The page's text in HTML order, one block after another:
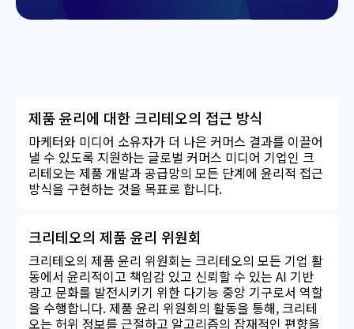
제품 윤리에 대한 크리테오의 접근 방식
마케터와 미디어 소유자가 더 나은 커머스 결과를 이끌어
낼 수 있도록 지원하는 글로벌 커머스 미디어 기업인 크
리테오는 제품 개발과 공급망의 모든 단계에 윤리적 접근
방식을 구현하는 것을 목표로 합니다.
크리테오의 제품 윤리 위원회
크리테오의 제품 윤리 위원회는 크리테오의 모든 기업 활
동에서 윤리적이고 책임감 있고 신뢰할 수 있는 AI 기반
광고 문화를 발전시키기 위한 다기능 중앙 기구로서 역할
을 수행합니다. 제품 윤리 위원회의 활동을 통해, 크리테
오는 허위 정보를 근절하고 알고리즘의 잠재적인 편향을